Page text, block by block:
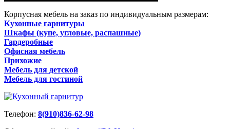
Корпусная мебель на заказ по индивидуальным размерам:
Кухонные гарнитуры
Шкафы (купе, угловые, распашные)
Гардеробные
Офисная мебель
Прихожие
Мебель для детской
Мебель для гостиной
Телефон: 8(910)836-62-98